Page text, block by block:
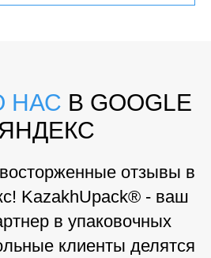
НАС В GOOGLE
отзывы в
KazakhUpack® - ваш
в упаковочных
клиенты делятся